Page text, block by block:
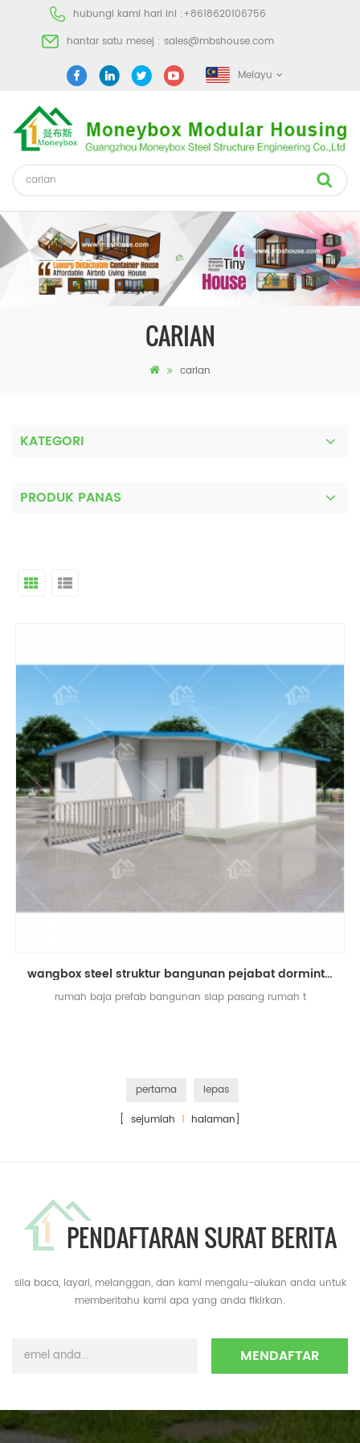
hubungi kami hari ini :+8618620106756
hantar satu mesej : sales@mbshouse.com
Melayu
CARIAN
carian
KATEGORI
PRODUK PANAS
wangbox steel struktur bangunan pejabat dormintory prefabricated t rumah
rumah baja prefab bangunan siap pasang rumah t
pertama
lepas
[ sejumlah 1 halaman]
PENDAFTARAN SURAT BERITA
sila baca, layari, melanggan, dan kami mengalu-alukan anda untuk
memberitahu kami apa yang anda fikirkan.